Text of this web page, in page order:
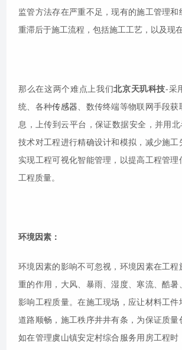
监管方法存在严重不足，现有的施工管理和
重滞后于施工流程，包括施工工艺，以及现
那么在这两个难点上我们北京天玑科技-采
统、各种传感器、数传终端等物联网手段获
息，上传到云平台，保证数据安全，并用
技术对工程进行精确设计和模拟，减少施工
实现工程可视化智能管理，以提高工程管理
工程质量。
环境因素：
环境因素的影响不可忽视，环境因素在工程
重的作用，大风、暴雨、湿度、寒流、酷暑
影响工程质量。在施工现场，应让材料工件
道路顺畅，施工秩序井井有条，为保证质量
如在管理虞山镇安定村综合服务用房工程时